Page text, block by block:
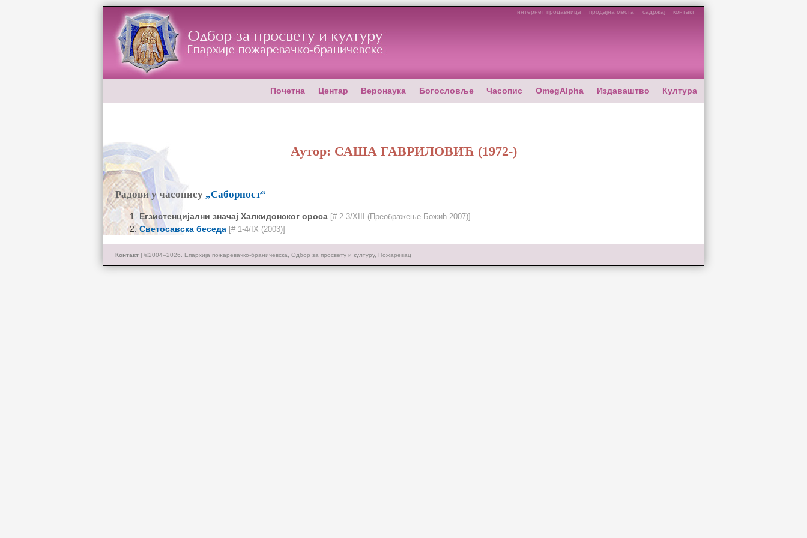
интернет продавница продајна места садржај контакт
Почетна Центар Веронаука Богословље Часопис OmegAlpha Издаваштво Култура
Аутор: САША ГАВРИЛОВИЋ (1972-)
Радови у часопису „Саборност“
Егзистенцијални значај Халкидонског ороса [# 2-3/XIII (Преображење-Божић 2007)]
Светосавска беседа [# 1-4/IX (2003)]
Контакт | ©2004–2026. Епархија пожаревачко-браничевска, Одбор за просвету и културу, Пожаревац